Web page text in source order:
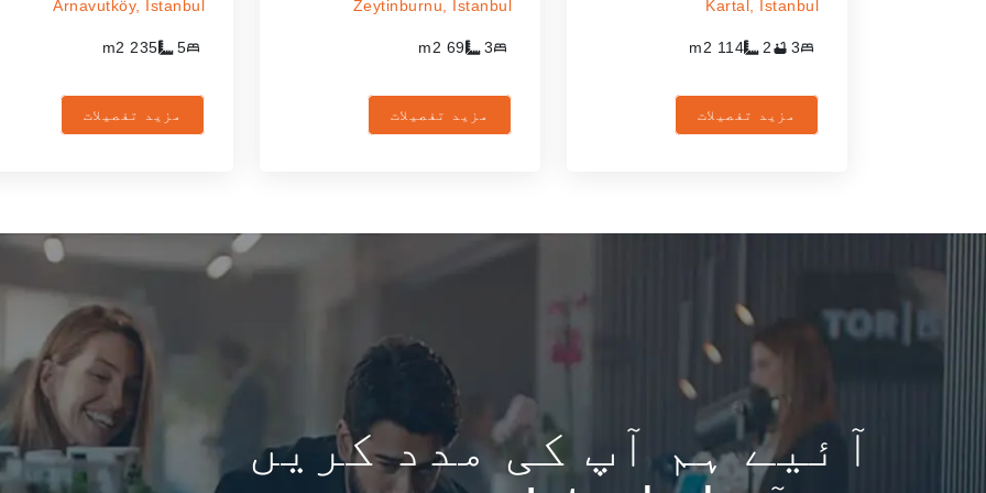
Kartal, Istanbul
3
2
114
مزید تفصیلات
Zeytinburnu, Istanbul
3
69
مزید تفصیلات
Arnavutköy, Istanbul
5
235
مزید تفصیلات
آئیے ہم آپ کی مدد کریں